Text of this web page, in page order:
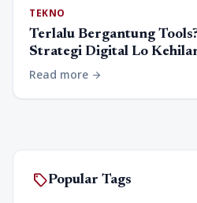
TEKNO
Terlalu Bergantung
Strategi Digital Lo
Read more arrow_forward
sellPopular Tags